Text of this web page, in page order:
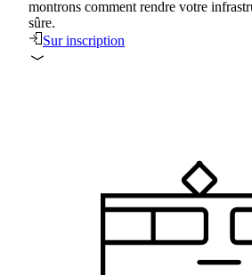
Connecter les sites et les
Solutions/Connecter les
montrons comment rendre votre
sûre.
Sur inscription